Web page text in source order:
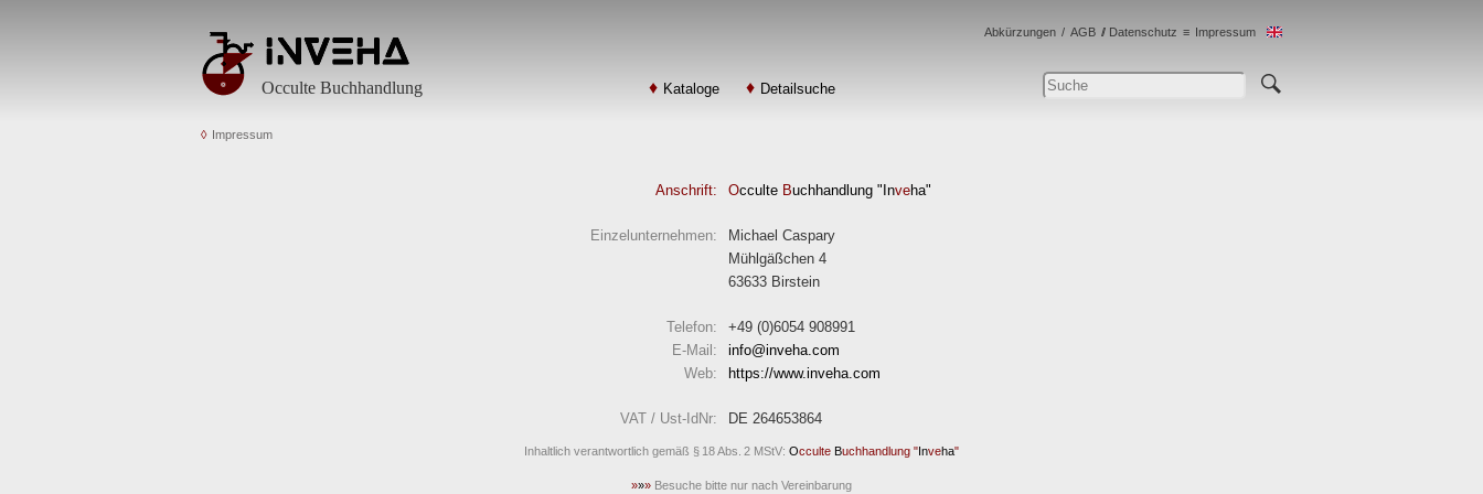
Occulte Buchhandlung Kataloge Detailsuche
Abkürzungen AGB Datenschutz Impressum
Impressum
Anschrift: Occulte Buchhandlung "Inveha"
Einzelunternehmen:
Michael Caspary
Mühlgäßchen 4
63633 Birstein
Telefon:
+49 (0)6054 908991
E-Mail:
info
inveha.com
Web:
https://www.inveha.com
VAT / Ust-IdNr: DE 264653864
Inhaltlich verantwortlich gemäß § 18 Abs. 2 MStV: Occulte Buchhandlung "Inveha"
»»» Besuche bitte nur nach Vereinbarung